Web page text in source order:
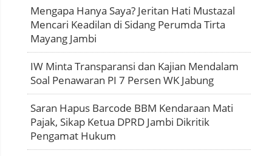
Mengapa Hanya Saya? Jeritan Hati Mustazal
Mencari Keadilan di Sidang Perumda Tirta
Mayang Jambi
IW Minta Transparansi dan Kajian Mendalam
Soal Penawaran PI 7 Persen WK Jabung
Saran Hapus Barcode BBM Kendaraan Mati
Pajak, Sikap Ketua DPRD Jambi Dikritik
Pengamat Hukum